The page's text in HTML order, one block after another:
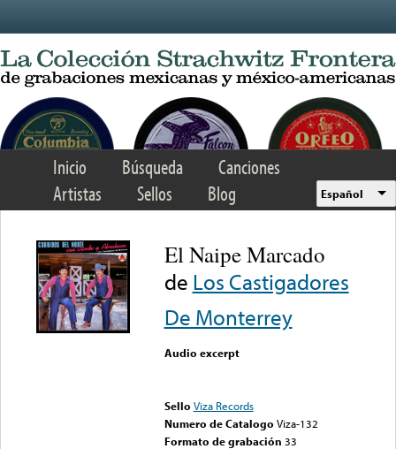
Inicio Búsqueda
Canciones
Artistas
Sellos Blog Español
El Naipe Marcado
de Los Castigadores
De Monterrey
Audio excerpt
Sello Viza Records
Numero de Catalogo Viza-132
Formato de grabación 33